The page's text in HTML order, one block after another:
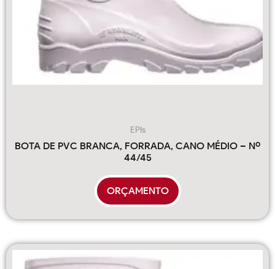
EPIs
BOTA DE PVC BRANCA, FORRADA, CANO MÉDIO – Nº
44/45
ORÇAMENTO